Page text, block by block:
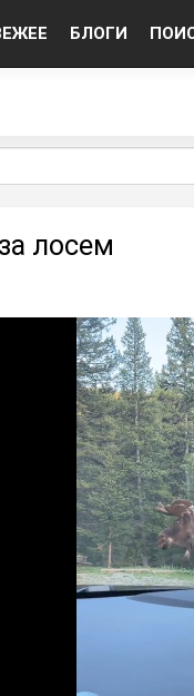
БЛОГИ
лосем